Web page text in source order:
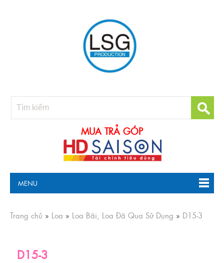
MUA TRẢ GÓP
MENU
Trang chủ » Loa » Loa Bãi, Loa Đã Qua Sử Dụng » D15-3
D15-3